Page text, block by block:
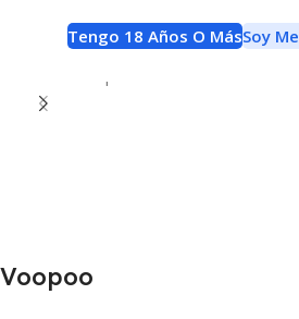
Tengo 18 Años O MásSoy
Sin Categorizar
Voopoo